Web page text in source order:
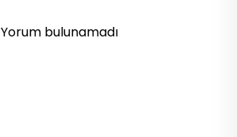
Yorum bulunamadı